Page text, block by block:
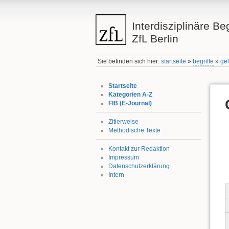
Interdisziplinäre
ZfL Berlin
Sie befinden sich hier:startseite » begriffe »
Startseite
Kategorien A-Z
FIB (E-Journal)
Zitierweise
Methodische Texte
Kontakt zur Redaktion
Impressum
Datenschutzerklärung
Intern